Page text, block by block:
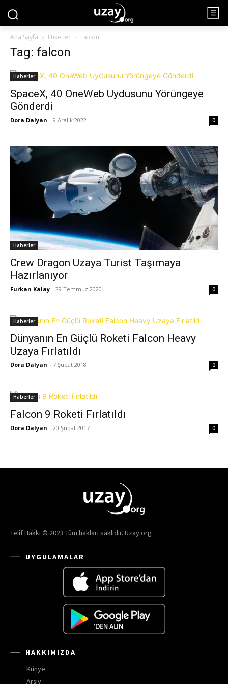
Ana Sayfa Etiketler Falcon
Tag: falcon
Haberler
SpaceX, 40 OneWeb Uydusunu Yörüngeye
Gönderdi
Dora Dalyan - 9 Aralık 2022 0
Haberler
Crew Dragon Uzaya Turist Taşımaya
Hazırlanıyor
Furkan Kalay - 29 Temmuz 2020 0
Haberler
Dünyanın En Güçlü Roketi Falcon Heavy
Uzaya Fırlatıldı
Dora Dalyan - 7 Şubat 2018 0
Haberler
Falcon 9 Roketi Fırlatıldı
Dora Dalyan - 20 Şubat 2017 0
Telif Hakkı © 2023 Tüm hakları saklıdır. Uzay.org
UYGULAMALAR
HAKKIMIZDA
Künye
Arşiv